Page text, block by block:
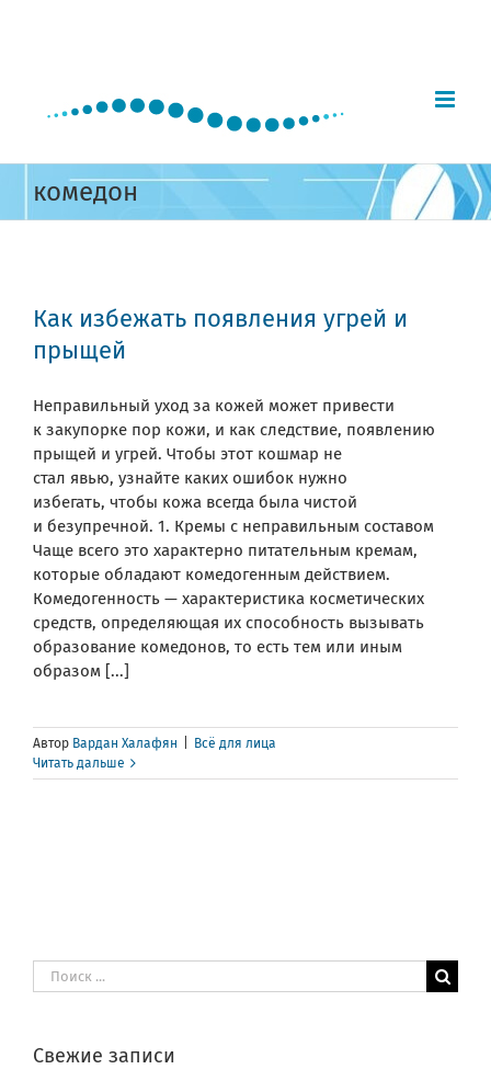
комедон
Как избежать появления угрей и
прыщей
Неправильный уход за кожей может привести
к закупорке пор кожи, и как следствие, появлению
прыщей и угрей. Чтобы этот кошмар не
стал явью, узнайте каких ошибок нужно
избегать, чтобы кожа всегда была чистой
и безупречной. 1. Кремы с неправильным составом
Чаще всего это характерно питательным кремам,
которые обладают комедогенным действием.
Комедогенность — характеристика косметических
средств, определяющая их способность вызывать
образование комедонов, то есть тем или иным
образом [...]
Автор Вардан Халафян
Всё для лица
Читать дальше
Результат
поиска:
Свежие записи